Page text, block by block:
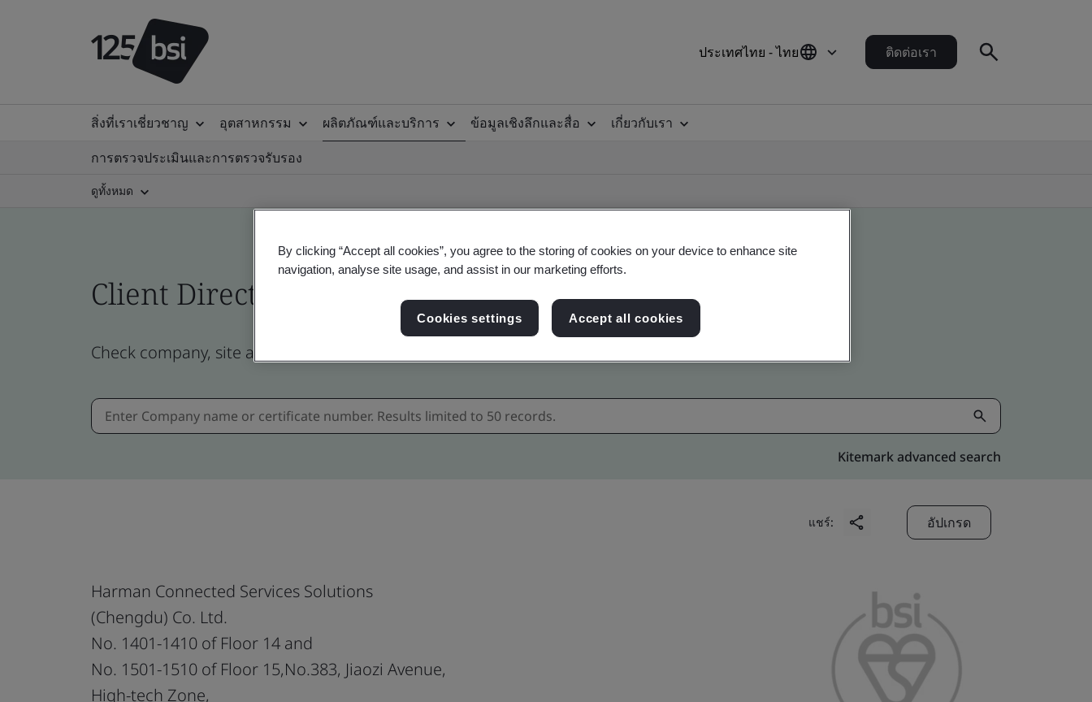
ประเทศไทย - ไทย ติดต่อเรา
สิ่งที่เราเชี่ยวชาญ อุตสาหกรรม ผลิตภัณฑ์และบริการ ข้อมูลเชิงลึกและสื่อ
เกี่ยวกับเรา
การตรวจประเมินและการตรวจรับรอง
ดูทั้งหมด
Client Directory profile
Check company, site and product certificates - Validation and Verification
Kitemark advanced search
แชร์: อัปเกรด
Harman Connected Services Solutions
(Chengdu) Co. Ltd.
No. 1401-1410 of Floor 14 and
No. 1501-1510 of Floor 15,No.383, Jiaozi Avenue,
High-tech Zone,
By clicking “Accept all cookies”, you agree to the storing of cookies on your device to enhance site
navigation, analyse site usage, and assist in our marketing efforts.
Cookies settings Accept all cookies